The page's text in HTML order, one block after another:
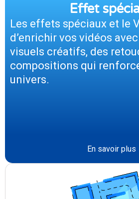
Effet
Les effets spéciaux et le
d’enrichir vos vidéos
visuels créatifs, des
compositions qui
univers.
En savoir plus